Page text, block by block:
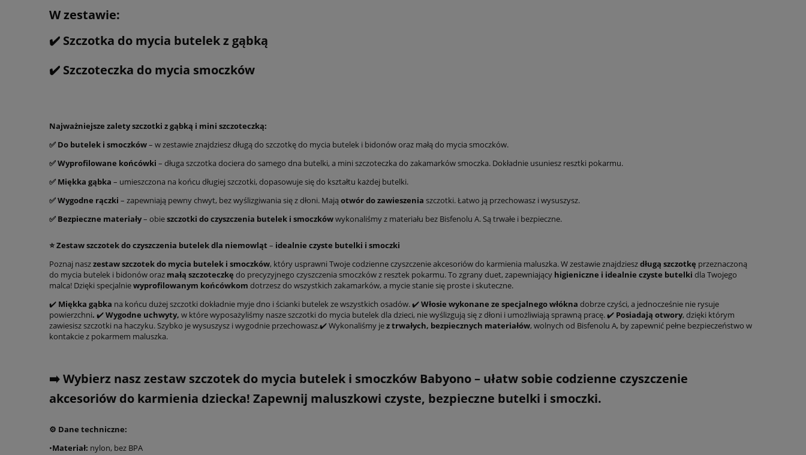
W zestawie:
✔️ Szczotka do mycia butelek z gąbką
✔️ Szczoteczka do mycia smoczków
Najważniejsze zalety szczotki z gąbką i mini szczoteczką:
✅ Do butelek i smoczków– w zestawie znajdziesz długą do szczotkę do mycia butelek i bidonów oraz małą do mycia smoczków.
✅ Wyprofilowane końcówki – długa szczotka dociera do samego dna butelki, a mini szczoteczka do zakamarków smoczka. Dokładnie usuniesz resztki pokarmu.
✅ Miękka gąbka – umieszczona na końcu długiej szczotki, dopasowuje się do kształtu każdej butelki.
✅ Wygodne rączki – zapewniają pewny chwyt, bez wyślizgiwania się z dłoni. Mają otwór do zawieszenia szczotki. Łatwo ją przechowasz i wysuszysz.
✅ Bezpieczne materiały– obieszczotki do czyszczenia butelek i smoczkówwykonaliśmy z materiału bez Bisfenolu A. Są trwałe i bezpieczne.
⭐ Zestaw szczotek do czyszczenia butelek dla niemowląt – idealnie czyste butelki i smoczki
Poznaj naszzestaw szczotek do mycia butelek i smoczków, który usprawni Twoje codzienne czyszczenie akcesoriów do karmienia maluszka. W zestawie znajdzieszdługą szczotkę przeznaczoną
do mycia butelek i bidonów oraz małą szczoteczkę do precyzyjnego czyszczenia smoczków z resztek pokarmu. To zgrany duet, zapewniający higieniczne i idealnie czyste butelki dla Twojego
malca! Dzięki specjalniewyprofilowanym końcówkom dotrzesz do wszystkich zakamarków, a mycie stanie się proste i skuteczne.
✔️ Miękka gąbka na końcu dużej szczotki dokładnie myje dno i ścianki butelek ze wszystkich osadów. ✔️Włosie wykonane ze specjalnego włókna dobrze czyści, a jednocześnie nie rysuje
powierzchni. ✔️Wygodne uchwyty, w które wyposażyliśmy nasze szczotki do mycia butelek dla dzieci, nie wyślizgują się z dłoni i umożliwiają sprawną pracę. ✔️ Posiadają otwory, dzięki którym
zawiesisz szczotki na haczyku. Szybko je wysuszysz i wygodnie przechowasz.✔️ Wykonaliśmy jez trwałych, bezpiecznych materiałów, wolnych od Bisfenolu A, by zapewnić pełne bezpieczeństwo w
kontakcie z pokarmem maluszka.
➡️ Wybierz nasz zestaw szczotek do mycia butelek i smoczków Babyono – ułatw sobie codzienne czyszczenie
akcesoriów do karmienia dziecka! Zapewnij maluszkowi czyste, bezpieczne butelki i smoczki.
⚙️ Dane techniczne:
•Materiał: nylon, bez BPA